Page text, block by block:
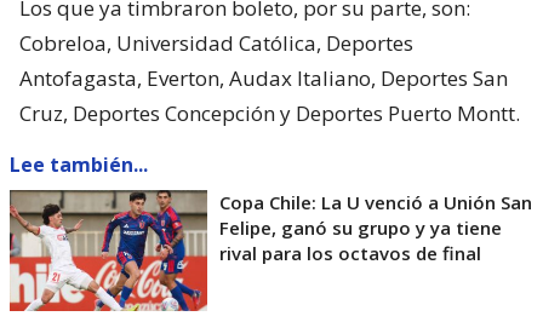
Los que ya timbraron boleto, por su parte, son:
Cobreloa, Universidad Católica, Deportes
Antofagasta, Everton, Audax Italiano, Deportes San
Cruz, Deportes Concepción y Deportes Puerto Montt.
Lee también...
Copa Chile: La U venció a Unión San
Felipe, ganó su grupo y ya tiene
rival para los octavos de final